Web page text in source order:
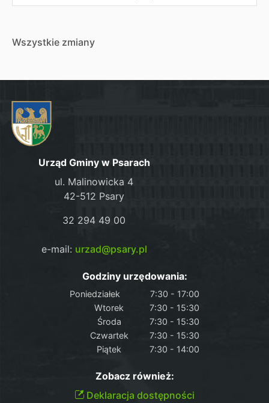
Wszystkie zmiany
Urząd Gminy w Psarach
ul. Malinowicka 4
42-512 Psary
32 294 49 00
e-mail: urzad@psary.pl
Godziny urzędowania:
Poniedziałek
7:30 - 17:00
Wtorek
7:30 - 15:30
Środa
7:30 - 15:30
Czwartek
7:30 - 15:30
Piątek
7:30 - 14:00
Zobacz również:
Deklaracja dostępności